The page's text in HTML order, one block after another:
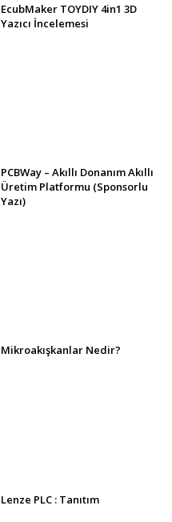
EcubMaker TOYDIY 4in1 3D
Yazıcı İncelemesi
PCBWay – Akıllı Donanım Akıllı
Üretim Platformu (Sponsorlu
Yazı)
Mikroakışkanlar Nedir?
Lenze PLC : Tanıtım